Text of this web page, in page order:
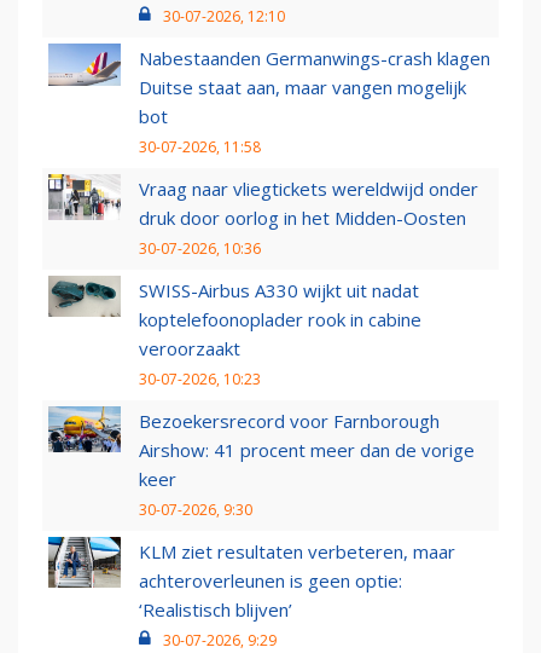
30-07-2026, 12:10
Nabestaanden Germanwings-crash klagen
Duitse staat aan, maar vangen mogelijk
bot
30-07-2026, 11:58
Vraag naar vliegtickets wereldwijd onder
druk door oorlog in het Midden-Oosten
30-07-2026, 10:36
SWISS-Airbus A330 wijkt uit nadat
koptelefoonoplader rook in cabine
veroorzaakt
30-07-2026, 10:23
Bezoekersrecord voor Farnborough
Airshow: 41 procent meer dan de vorige
keer
30-07-2026, 9:30
KLM ziet resultaten verbeteren, maar
achteroverleunen is geen optie:
‘Realistisch blijven’
30-07-2026, 9:29